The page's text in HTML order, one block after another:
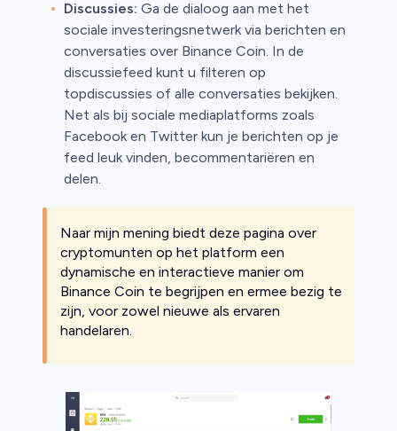
Discussies: Ga de dialoog aan met het
sociale investeringsnetwerk via berichten en
conversaties over Binance Coin. In de
discussiefeed kunt u filteren op
topdiscussies of alle conversaties bekijken.
Net als bij sociale mediaplatforms zoals
Facebook en Twitter kun je berichten op je
feed leuk vinden, becommentariëren en
delen.
Naar mijn mening biedt deze pagina over
cryptomunten op het platform een
dynamische en interactieve manier om
Binance Coin te begrijpen en ermee bezig te
zijn, voor zowel nieuwe als ervaren
handelaren.